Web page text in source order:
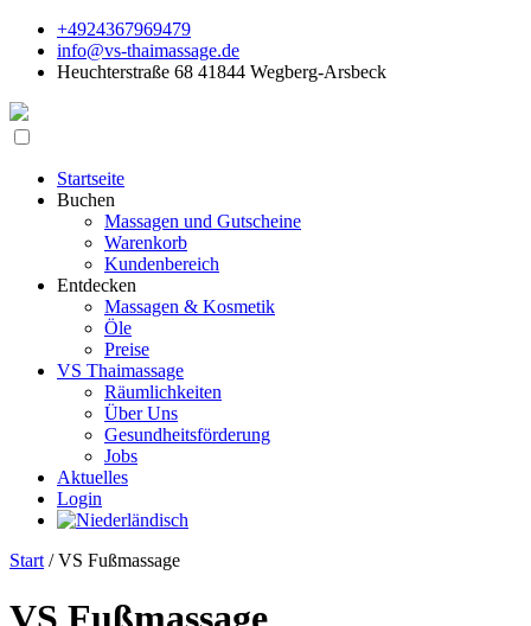
+4924367969479
info@vs-thaimassage.de
Heuchterstraße 68 41844 Wegberg-Arsbeck
Startseite
Buchen
Massagen und Gutscheine
Warenkorb
Kundenbereich
Entdecken
Massagen & Kosmetik
Öle
Preise
VS Thaimassage
Räumlichkeiten
Über Uns
Gesundheitsförderung
Jobs
Aktuelles
Login
Start / VS Fußmassage